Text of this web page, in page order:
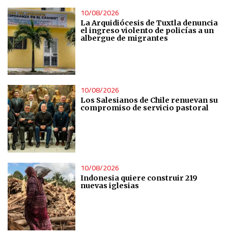
10/08/2026
La Arquidiócesis de Tuxtla denuncia
el ingreso violento de policías a un
albergue de migrantes
10/08/2026
Los Salesianos de Chile renuevan su
compromiso de servicio pastoral
10/08/2026
Indonesia quiere construir 219
nuevas iglesias